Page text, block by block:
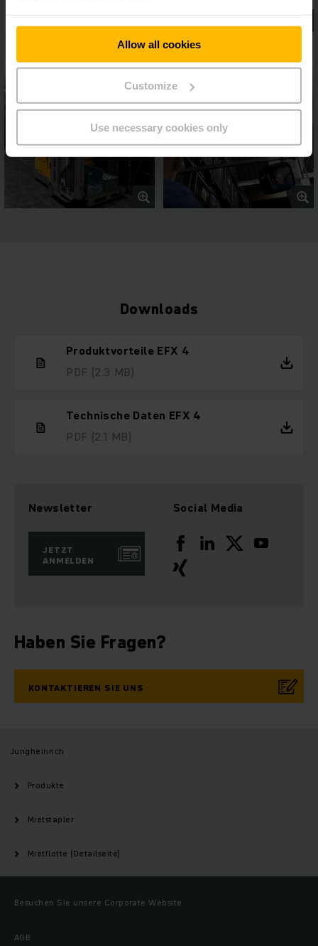
Allow all cookies
Customize
Use necessary cookies only
Downloads
Produktvorteile EFX 4
PDF (2.3 MB)
Technische Daten EFX 4
PDF (2.1 MB)
Newsletter
JETZT
ANMELDEN
Social Media
Haben Sie Fragen?
KONTAKTIEREN SIE UNS
Jungheinrich
Produkte
Mietstapler
Mietflotte (Detailseite)
Besuchen Sie unsere Corporate Website
AGB